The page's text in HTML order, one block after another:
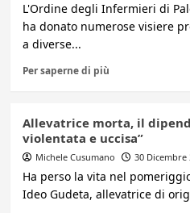
L'Ordine degli Infermieri di
ha donato numerose visiere
a diverse...
Per saperne di più
Allevatrice morta, il
violentata e uccisa”
Michele Cusumano 30 Dicembre
Ha perso la vita nel
Ideo Gudeta, allevatrice di